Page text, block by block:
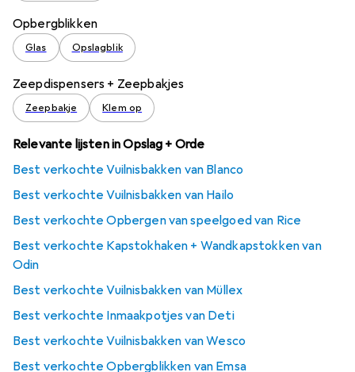
Opbergblikken
Glas Opslagblik
Zeepdispensers + Zeepbakjes
Zeepbakje Klem op
Relevante lijsten in Opslag + Orde
Best verkochte Vuilnisbakken van Blanco
Best verkochte Vuilnisbakken van Hailo
Best verkochte Opbergen van speelgoed van Rice
Best verkochte Kapstokhaken + Wandkapstokken van
Odin
Best verkochte Vuilnisbakken van Müllex
Best verkochte Inmaakpotjes van Deti
Best verkochte Vuilnisbakken van Wesco
Best verkochte Opbergblikken van Emsa